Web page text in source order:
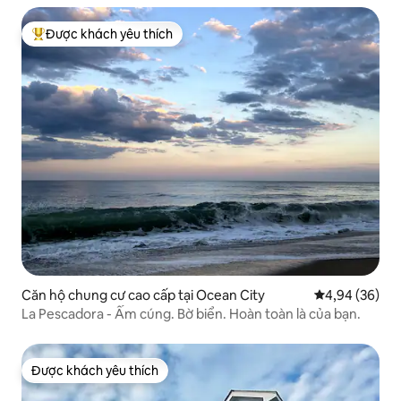
Được khách yêu thích nhất
Được khách yêu thích
Căn hộ chung cư cao cấp tại Ocean City Xếp hạng
4,94 (36)
La Pescadora - Ấm cúng. Bờ biển. Hoàn toàn là của bạn.
Được khách yêu thích
Được khách yêu thích